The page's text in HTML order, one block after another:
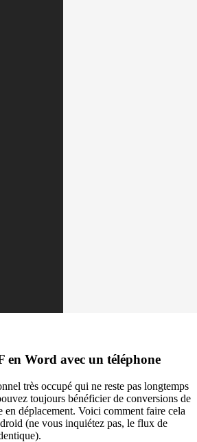
en Word avec un téléphone
très occupé qui ne reste pas longtemps
toujours bénéficier de conversions de
en déplacement. Voici comment faire cela
(ne vous inquiétez pas, le flux de